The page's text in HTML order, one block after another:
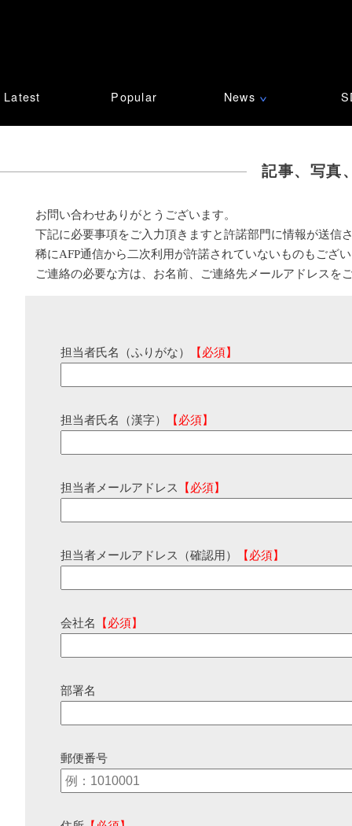
Latest Popular News ∨
記事、写真
お問い合わせありがとうございます。
下記に必要事項をご入力頂きますと許諾部門に情報が送信
稀にAFP通信から二次利用が許諾されていないものもござ
ご連絡の必要な方は、お名前、ご連絡先メールアドレスを
担当者氏名（ふりがな） 【必須】
担当者氏名（漢字） 【必須】
担当者メールアドレス 【必須】
担当者メールアドレス（確認用） 【必須】
会社名 【必須】
部署名
郵便番号